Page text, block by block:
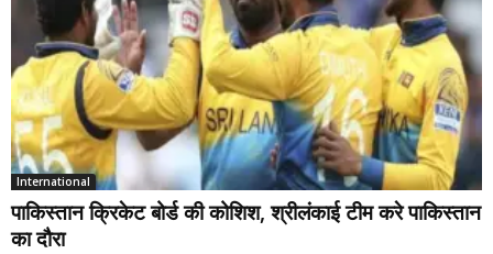
International
पाकिस्तान क्रिकेट बोर्ड की कोशिश, श्रीलंकाई टीम करे पाकिस्तान
का दौरा